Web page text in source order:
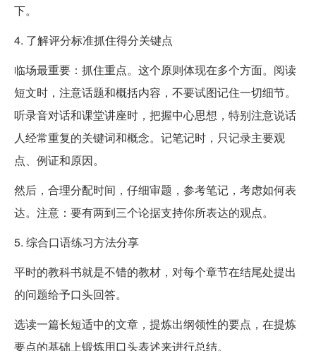
下。
4. 了解评分标准抓住得分关键点
临场最重要：抓住重点。这个原则体现在多个方面。阅读
短文时，注意话题和概括内容，不要试图记住一切细节。
听录音对话和课堂讲座时，把握中心思想，特别注意说话
人经常重复的关键词和概念。记笔记时，只记录主要观
点、例证和原因。
然后，合理分配时间，仔细审题，参考笔记，考虑如何表
达。注意：要有两到三个论据支持你所表达的观点。
5. 综合口语练习方法分享
平时的教科书就是不错的教材，对每个章节在结尾处提出
的问题给予口头回答。
选读一篇长短适中的文章，提炼出纲领性的要点，在提炼
要点的基础上锻炼用口头表述来进行总结。